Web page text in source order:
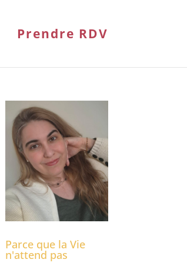
Prendre RDV
Parce que la Vie
n'attend pas